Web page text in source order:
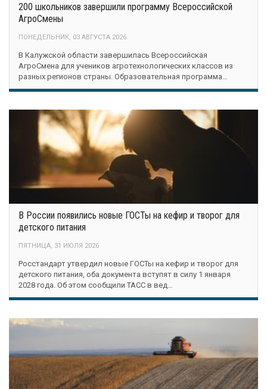
200 школьников завершили программу Всероссийской
АгроСмены
ПОНЕДЕЛЬНИК, 03 АВГУСТА 2026
В Калужской области завершилась Всероссийская
АгроСмена для учеников агротехнологических классов из
разных регионов страны. Образовательная программа…
В России появились новые ГОСТы на кефир и творог для
детского питания
ПЯТНИЦА, 31 ИЮЛЯ 2026
Росстандарт утвердил новые ГОСТы на кефир и творог для
детского питания, оба документа вступят в силу 1 января
2028 года. Об этом сообщили ТАСС в вед…